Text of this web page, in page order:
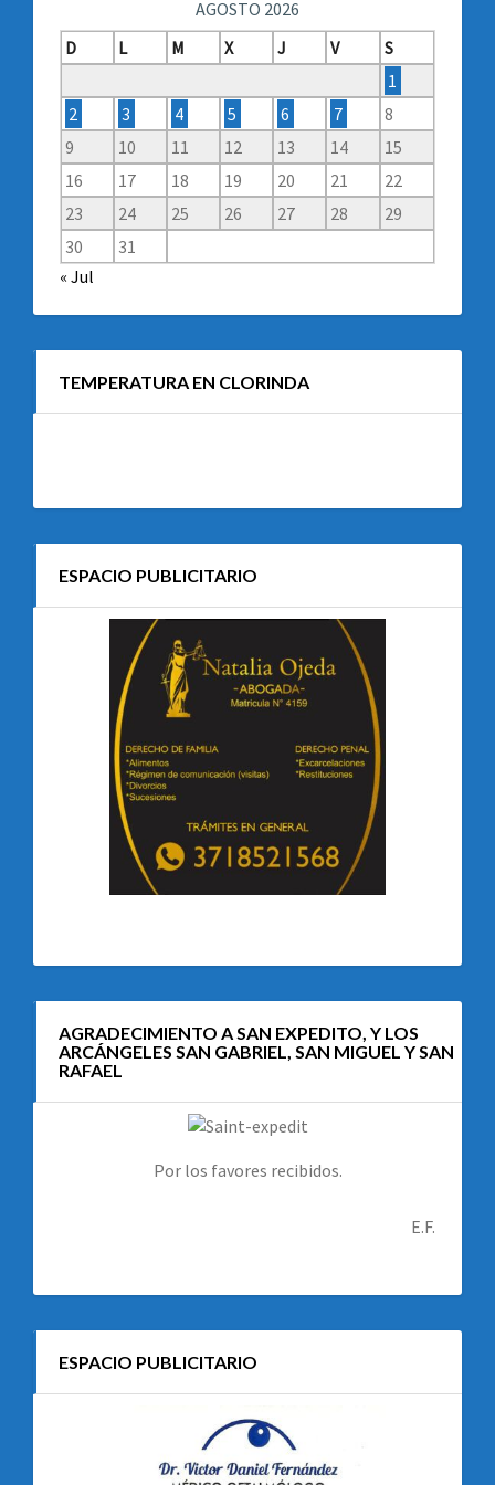
AGOSTO 2026
D
L M X J V
S
1
2
3 4 5 6 7
8
9
10 11 12 13 14
15
16
17 18 19 20 21
22
23
24 25 26 27 28
29
30
31
« Jul
TEMPERATURA EN CLORINDA
ESPACIO PUBLICITARIO
AGRADECIMIENTO A SAN EXPEDITO, Y LOS
ARCÁNGELES SAN GABRIEL, SAN MIGUEL Y SAN
RAFAEL
Por los favores recibidos.
E.F.
ESPACIO PUBLICITARIO